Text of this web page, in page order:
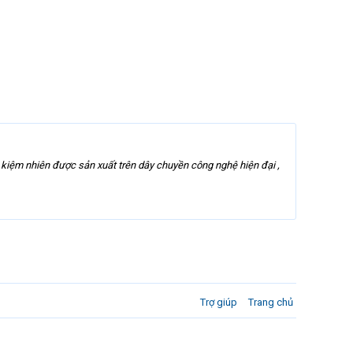
nhiên được sản xuất trên dây chuyền công nghệ hiện đại ,
Trợ giúp Trang chủ